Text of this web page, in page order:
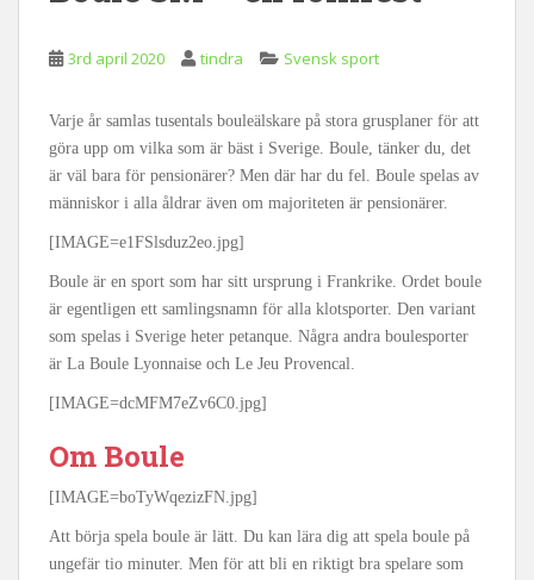
3rd april 2020 tindra Svensk sport
Varje år samlas tusentals bouleälskare på stora grusplaner för att
göra upp om vilka som är bäst i Sverige. Boule, tänker du, det
är väl bara för pensionärer? Men där har du fel. Boule spelas av
människor i alla åldrar även om majoriteten är pensionärer.
[IMAGE=e1FSlsduz2eo.jpg]
Boule är en sport som har sitt ursprung i Frankrike. Ordet boule
är egentligen ett samlingsnamn för alla klotsporter. Den variant
som spelas i Sverige heter petanque. Några andra boulesporter
är La Boule Lyonnaise och Le Jeu Provencal.
[IMAGE=dcMFM7eZv6C0.jpg]
Om Boule
[IMAGE=boTyWqezizFN.jpg]
Att börja spela boule är lätt. Du kan lära dig att spela boule på
ungefär tio minuter. Men för att bli en riktigt bra spelare som